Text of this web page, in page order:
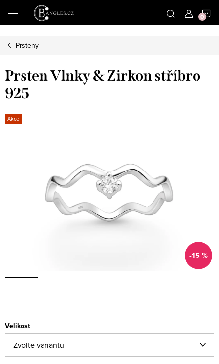
Přejít
na
Prsteny
Prsten Vlnky & Zirkon stříbro
925
Akce
-15 %
Velikost